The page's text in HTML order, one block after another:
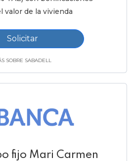
valor de la vivienda
Solicitar
SOBRE SABADELL
fijo Mari Carmen